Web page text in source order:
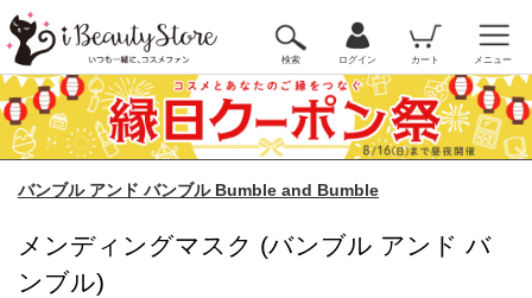
検索 ログイン カート メニュー
バンブル アンド バンブル Bumble and Bumble
メンディングマスク (バンブル アンド バ
ンブル)